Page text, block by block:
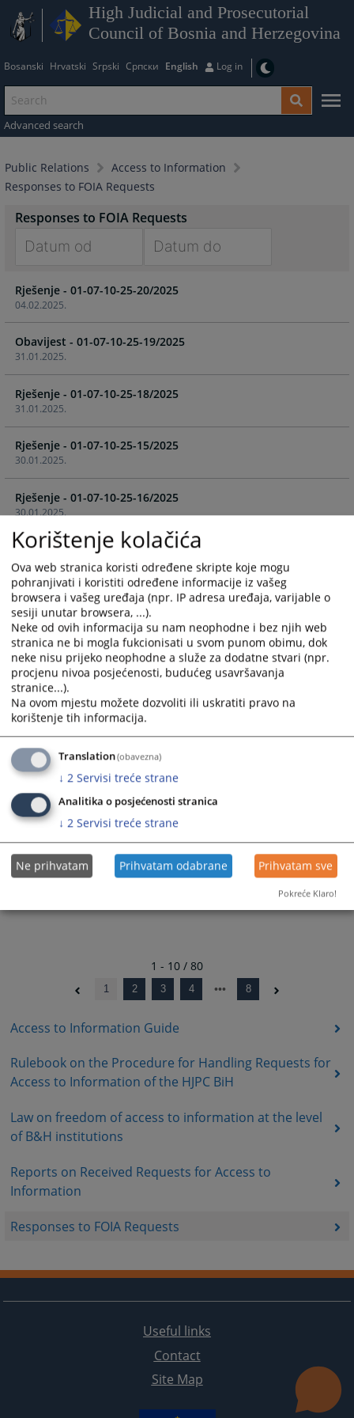
High Judicial and Prosecutorial
Council of Bosnia and Herzegovina
Bosanski Hrvatski Srpski Српски English Log in
Advanced search
Public Relations
Access to Information
Responses to FOIA Requests
Access to Information Guide
Rulebook on the Procedure for Handling Requests for
Access to Information of the HJPC BiH
Law on freedom of access to information at the level
of B&H institutions
Reports on Received Requests for Access to
Information
Responses to FOIA Requests
Responses to FOIA Requests
forward
to
interact
with
the
calendar
and
select
a
date.
Press
the
question
mark
key
to
get
the
keyboard
shortcuts
for
changing
dates.
forward
interact
with
calendar
and
a
date.
the
question
mark
key
to
get
the
keyboard
shortcuts
for
changing
dates.
04.02.2025.
Rješenje - 01-07-10-25-20/2025
31.01.2025.
Obavijest - 01-07-10-25-19/2025
31.01.2025.
Rješenje - 01-07-10-25-18/2025
30.01.2025.
Rješenje - 01-07-10-25-15/2025
30.01.2025.
Rješenje - 01-07-10-25-16/2025
27.01.2025.
Rješenje - 01-07-10-25-12/2025
15.01.2025.
Rješenje - 01-07-10-25-5/2025
07.01.2025.
Rješenje - 01-07-10-25-2/2025
30.12.2024.
Rješenje - 01-07-10-51-296/2024
27.12.2024.
Rješenje - 01-07-10-51-295/2024
1 - 10 / 80
1 2 3 4 8
Useful links
Contact
Site Map
Korištenje kolačića
Ova web stranica koristi određene skripte koje mogu
pohranjivati i koristiti određene informacije iz vašeg
browsera i vašeg uređaja (npr. IP adresa uređaja, varijable o
sesiji unutar browsera, ...).
Neke od ovih informacija su nam neophodne i bez njih web
stranica ne bi mogla fukcionisati u svom punom obimu, dok
neke nisu prijeko neophodne a služe za dodatne stvari (npr.
procjenu nivoa posjećenosti, budućeg usavršavanja
stranice...).
Na ovom mjestu možete dozvoliti ili uskratiti pravo na
korištenje tih informacija.
Translation(obavezna)
↓ 2 Servisi treće strane
Analitika o posjećenosti stranica
↓ 2 Servisi treće strane
Ne prihvatam Prihvatam odabrane Prihvatam sve
Pokreće Klaro!